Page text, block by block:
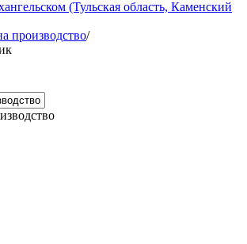
(Тульская область, Каменский
производство/